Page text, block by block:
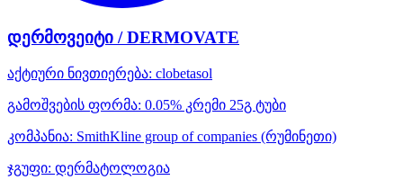
დერმოვეიტი / DERMOVATE
აქტიური ნივთიერება: clobetasol
გამოშვების ფორმა: 0.05% კრემი 25გ ტუბი
კომპანია: SmithKline group of companies (რუმინეთი)
ჯგუფი: დერმატოლოგია